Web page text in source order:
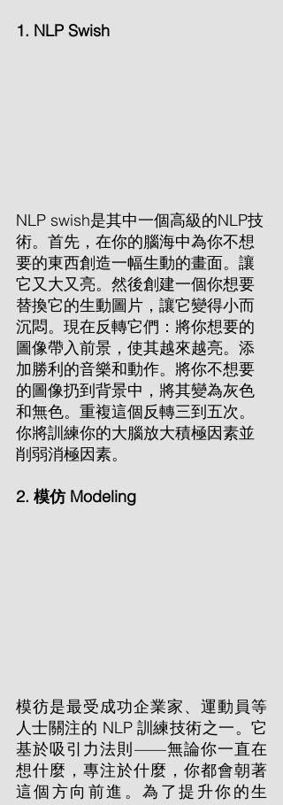
1. NLP Swish
NLP swish是其中一個高級的NLP技
術。首先，在你的腦海中為你不想
要的東西創造一幅生動的畫面。讓
它又大又亮。然後創建一個你想要
替換它的生動圖片，讓它變得小而
沉悶。現在反轉它們：將你想要的
圖像帶入前景，使其越來越亮。添
加勝利的音樂和動作。將你不想要
的圖像扔到背景中，將其變為灰色
和無色。重複這個反轉三到五次。
你將訓練你的大腦放大積極因素並
削弱消極因素。
2. 模仿 Modeling
模彷是最受成功企業家、運動員等
人士關注的 NLP 訓練技術之一。它
基於吸引力法則——無論你一直在
想什麼，專注於什麼，你都會朝著
這個方向前進。為了提升你的生